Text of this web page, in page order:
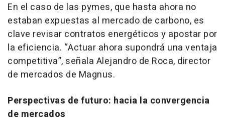
En el caso de las pymes, que hasta ahora no
estaban expuestas al mercado de carbono, es
clave revisar contratos energéticos y apostar por
la eficiencia. “Actuar ahora supondrá una ventaja
competitiva”, señala Alejandro de Roca, director
de mercados de Magnus.
Perspectivas de futuro: hacia la convergencia
de mercados